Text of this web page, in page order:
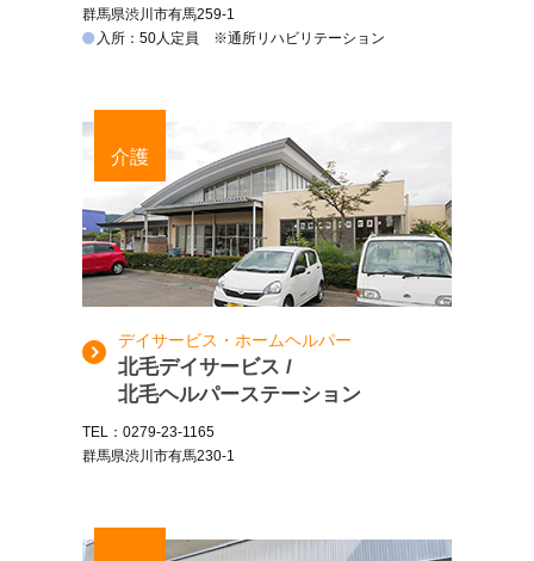
群馬県渋川市有馬259-1
入所：50人定員 ※通所リハビリテーション
介護
デイサービス・ホームヘルパー
北毛デイサービス /
北毛ヘルパーステーション
TEL：0279-23-1165
群馬県渋川市有馬230-1